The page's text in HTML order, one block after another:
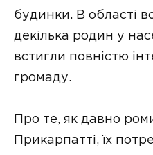
будинки. В області
декілька родин у
встигли повністю
громаду.
Про те, як давно
Прикарпатті, їх